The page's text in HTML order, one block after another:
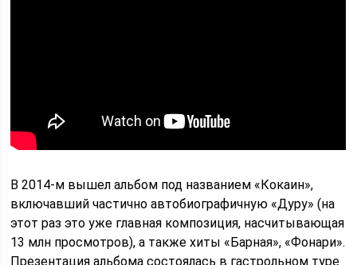
В 2014-м вышел альбом под названием «Кокаин»,
включавший частично автобиографичную «Дуру» (на
этот раз это уже главная композиция, насчитывающая
13 млн просмотров), а также хиты «Барная», «Фонари».
Презентация альбома состоялась в гастрольном туре